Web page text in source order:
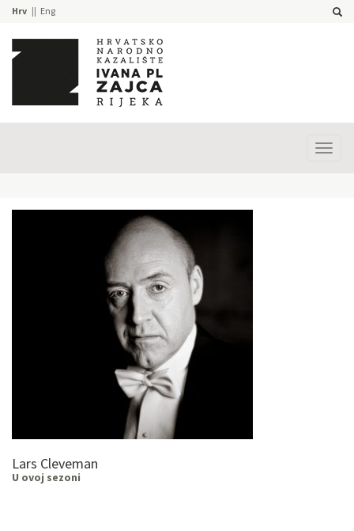
Hrv Eng
Lars Cleveman
U ovoj sezoni